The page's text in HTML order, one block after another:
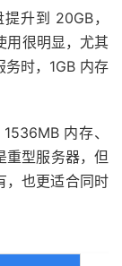
升到 20GB，
用很明显，尤其
时，1GB 内存
内存、
重型服务器，但
，也更适合同时